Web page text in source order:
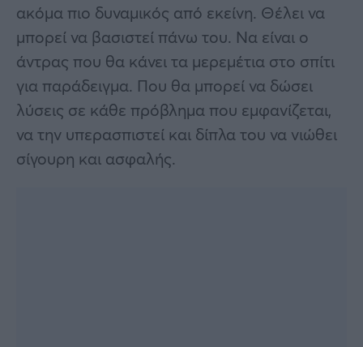
ακόμα πιο δυναμικός από εκείνη. Θέλει να
μπορεί να βασιστεί πάνω του. Να είναι ο
άντρας που θα κάνει τα μερεμέτια στο σπίτι
για παράδειγμα. Που θα μπορεί να δώσει
λύσεις σε κάθε πρόβλημα που εμφανίζεται,
να την υπερασπιστεί και δίπλα του να νιώθει
σίγουρη και ασφαλής.